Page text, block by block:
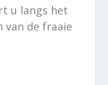
u langs het
van de fraaie